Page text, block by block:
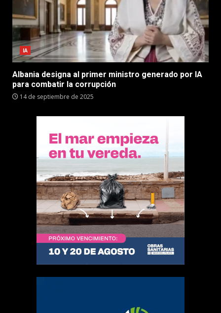
IA
Albania designa al primer ministro generado por IA
para combatir la corrupción
14 de septiembre de 2025